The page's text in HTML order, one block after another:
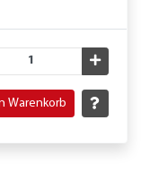
Menge
Warenkorb